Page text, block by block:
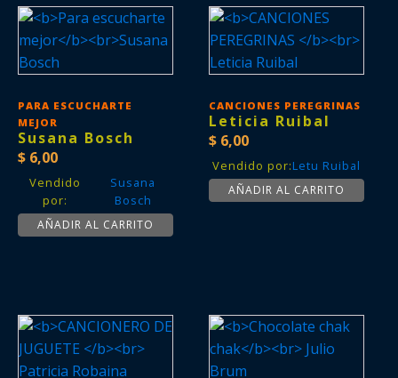
PARA ESCUCHARTE
MEJOR
Susana Bosch
$ 6,00
Vendido
por:
Susana
Bosch
AÑADIR AL CARRITO
CANCIONES PEREGRINAS
Leticia Ruibal
$ 6,00
Vendido por:Letu Ruibal
AÑADIR AL CARRITO